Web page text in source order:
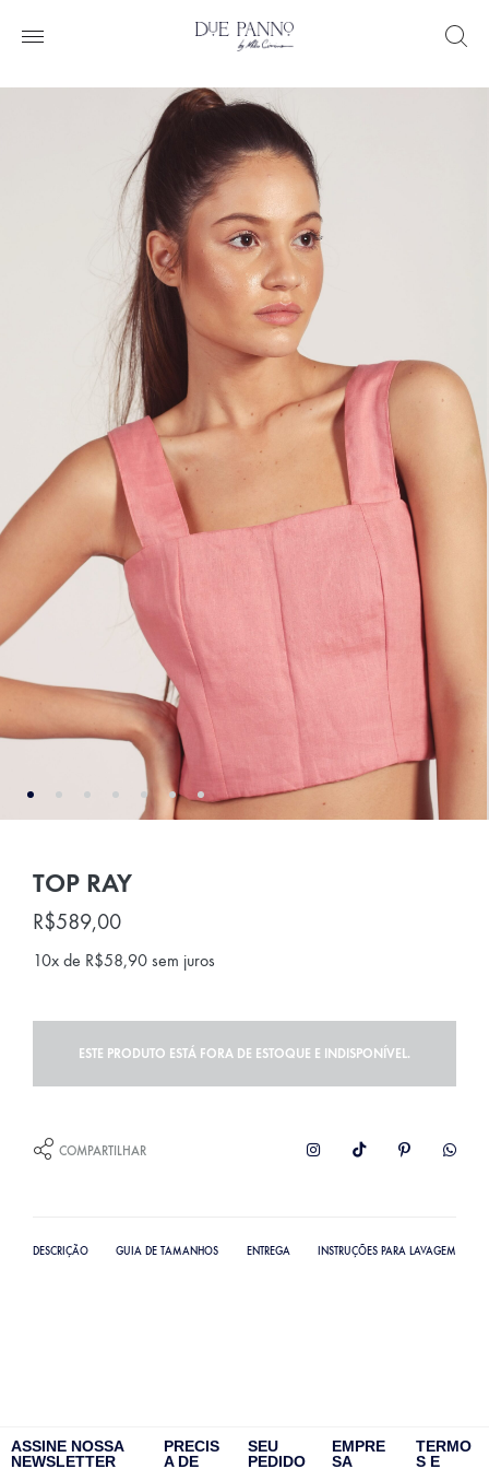
TOP RAY
R$589,00
10x de R$58,90 sem juros
ESTE PRODUTO ESTÁ FORA DE ESTOQUE E INDISPONÍVEL.
COMPARTILHAR
DESCRIÇÃO GUIA DE TAMANHOS ENTREGA INSTRUÇÕES PARA LAVAGEM
ASSINE NOSSA
NEWSLETTER
PRECIS
A DE
SEU
PEDIDO
EMPRE
SA
TERMO
S E